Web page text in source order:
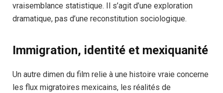
vraisemblance statistique. Il s’agit d’une exploration
dramatique, pas d’une reconstitution sociologique.
Immigration, identité et mexiquanité
Un autre dimen du film relie à une histoire vraie concerne
les flux migratoires mexicains, les réalités de